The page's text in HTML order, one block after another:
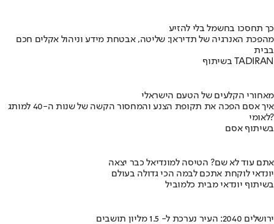
כך תחסכו בחשמל בלי להזיע
מהפכת האנרגיה של תדיראן: שליטה, אבטחת מידע וניהול אקלים חכם
בבית
בשיתוף TADIRAN
מאחורי הקלעים של הטעם הישראלי
איך אסם הפכה את תקופת הצנע והמחסור הקשה של שנות ה-40 למותג
לאומי?
בשיתוף אסם
אתם עוד לא שם? הטיסה למונדיאל כבר יצאה
יונדאי לוקחת אתכם לבמה הכי גדולה בעולם
בשיתוף יונדאי מבית כלמוביל
ירושלים 2040: העיר נערכת ל- 1.5 מליון תושבים